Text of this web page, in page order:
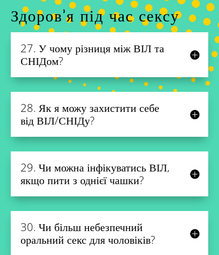
Здоров'я під час сексу
27. У чому різниця між ВІЛ та
СНІДом?
28. Як я можу захистити себе
від ВІЛ/СНІДу?
29. Чи можна інфікуватись ВІЛ,
якщо пити з однієї чашки?
30. Чи більш небезпечний
оральний секс для чоловіків?